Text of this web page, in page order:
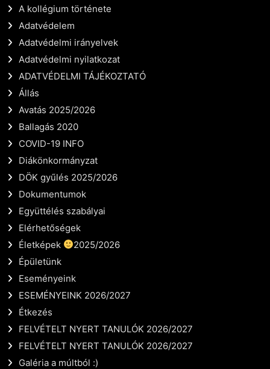
A kollégium története
Adatvédelem
Adatvédelmi irányelvek
Adatvédelmi nyilatkozat
ADATVÉDELMI TÁJÉKOZTATÓ
Állás
Avatás 2025/2026
Ballagás 2020
COVID-19 INFO
Diákönkormányzat
DÖK gyűlés 2025/2026
Dokumentumok
Együttélés szabályai
Elérhetőségek
Életképek
2025/2026
Épületünk
Eseményeink
ESEMÉNYEINK 2026/2027
Étkezés
FELVÉTELT NYERT TANULÓK 2026/2027
FELVÉTELT NYERT TANULÓK 2026/2027
Galéria a múltból :)